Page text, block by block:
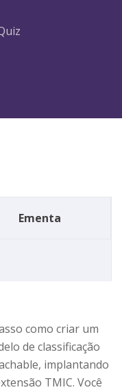
Ementa
como criar um
de classificação
implantando
TMIC. Você